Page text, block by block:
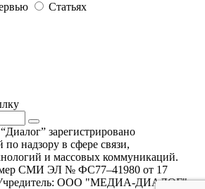
Статьях
зарегистрировано
надзору в сфере связи,
и массовых коммуникаций.
СМИ ЭЛ № ФС77–41980 от 17
/ Учредитель: ООО "МЕДИА-ДИАЛОГ"